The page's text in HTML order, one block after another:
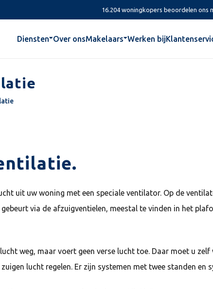
16.204 woningkopers beoordelen ons
Diensten Over onsMakelaars Werken bij
uit uw woning met een speciale ventilator. Op de
via de afzuigventielen, meestal te vinden in het
weg, maar voert geen verse lucht toe. Daar moet u
lucht regelen. Er zijn systemen met twee standen en